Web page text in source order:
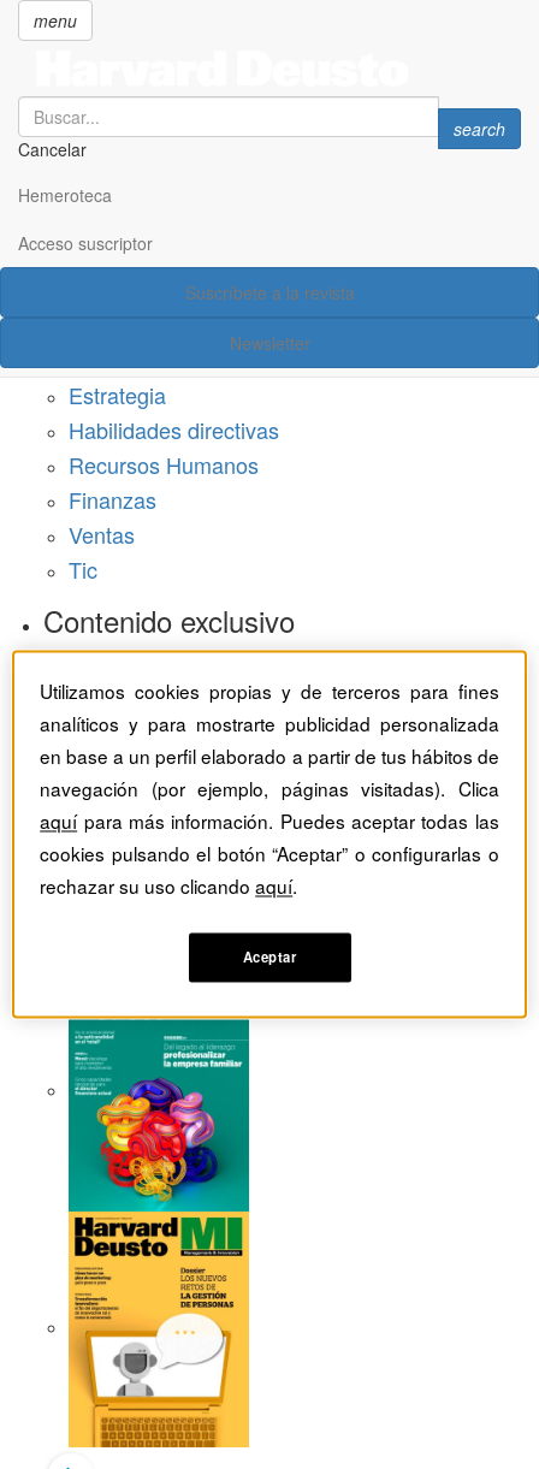
principal
menu
Search
Cancelar
Search
search
Hemeroteca
Acceso suscriptor
Suscríbete a la revista
Newsletter
Acceso suscriptor
Estrategia
Habilidades directivas
Recursos Humanos
Finanzas
Ventas
Tic
Contenido exclusivo
Baragaño Capital selección exclusiva
The Bold Choice selección exclusiva
Top Employers selección exclusiva
Hemeroteca
Monográficos
Dossieres
Revistas del mes
Utilizamos cookies propias y de terceros para fines
analíticos y para mostrarte publicidad personalizada
en base a un perfil elaborado a partir de tus hábitos de
navegación (por ejemplo, páginas visitadas). Clica
aquípara más información. Puedes aceptar todas las
cookies pulsando el botón “Aceptar” o configurarlas o
rechazar su uso clicandoaquí.
Aceptar